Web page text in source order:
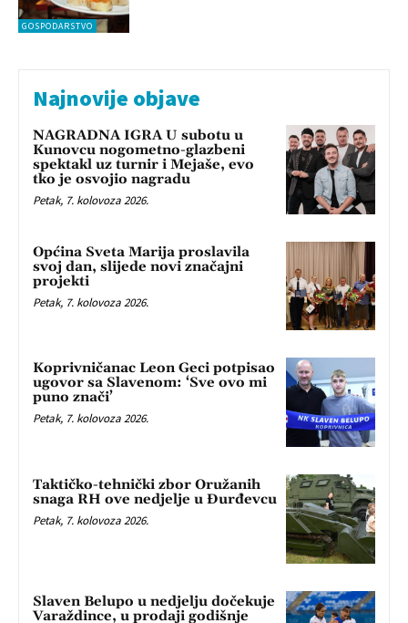
GOSPODARSTVO
Najnovije objave
NAGRADNA IGRA U subotu u
Kunovcu nogometno-glazbeni
spektakl uz turnir i Mejaše, evo
tko je osvojio nagradu
Petak, 7. kolovoza 2026.
Općina Sveta Marija proslavila
svoj dan, slijede novi značajni
projekti
Petak, 7. kolovoza 2026.
Koprivničanac Leon Geci potpisao
ugovor sa Slavenom: ‘Sve ovo mi
puno znači’
Petak, 7. kolovoza 2026.
Taktičko-tehnički zbor Oružanih
snaga RH ove nedjelje u Đurđevcu
Petak, 7. kolovoza 2026.
Slaven Belupo u nedjelju dočekuje
Varaždince, u prodaji godišnje